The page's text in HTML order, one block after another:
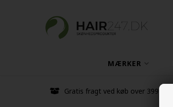
MÆRKER
Gratis fragt ved køb over 399 kr